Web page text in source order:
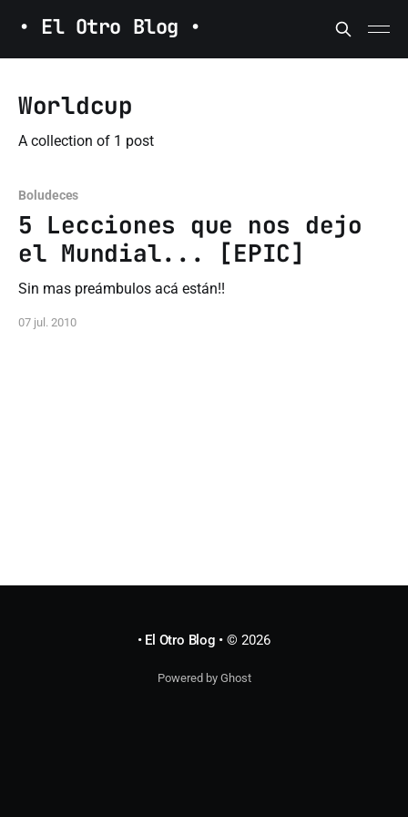
• El Otro Blog •
Worldcup
A collection of 1 post
Boludeces
5 Lecciones que nos dejo
el Mundial... [EPIC]
Sin mas preámbulos acá están!!
07 jul. 2010
• El Otro Blog • © 2026
Powered by Ghost